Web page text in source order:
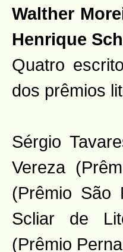
Walther
Henrique
Quatro
dos prêmios
Sérgio
Vereza
(Prêmio São
Scliar de
(Prêmio